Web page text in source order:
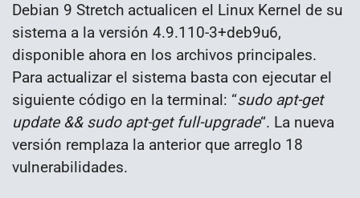
Debian 9 Stretch actualicen el Linux Kernel de su
sistema a la versión 4.9.110-3+deb9u6,
disponible ahora en los archivos principales.
Para actualizar el sistema basta con ejecutar el
siguiente código en la terminal: “sudo apt-get
update && sudo apt-get full-upgrade“. La nueva
versión remplaza la anterior que arreglo 18
vulnerabilidades.